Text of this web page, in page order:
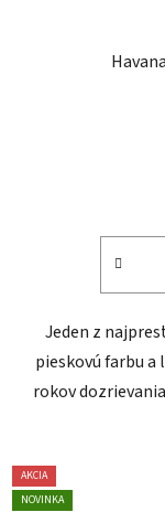
Jeden z
pieskovú farbu
rokov
AKCIA
NOVINKA